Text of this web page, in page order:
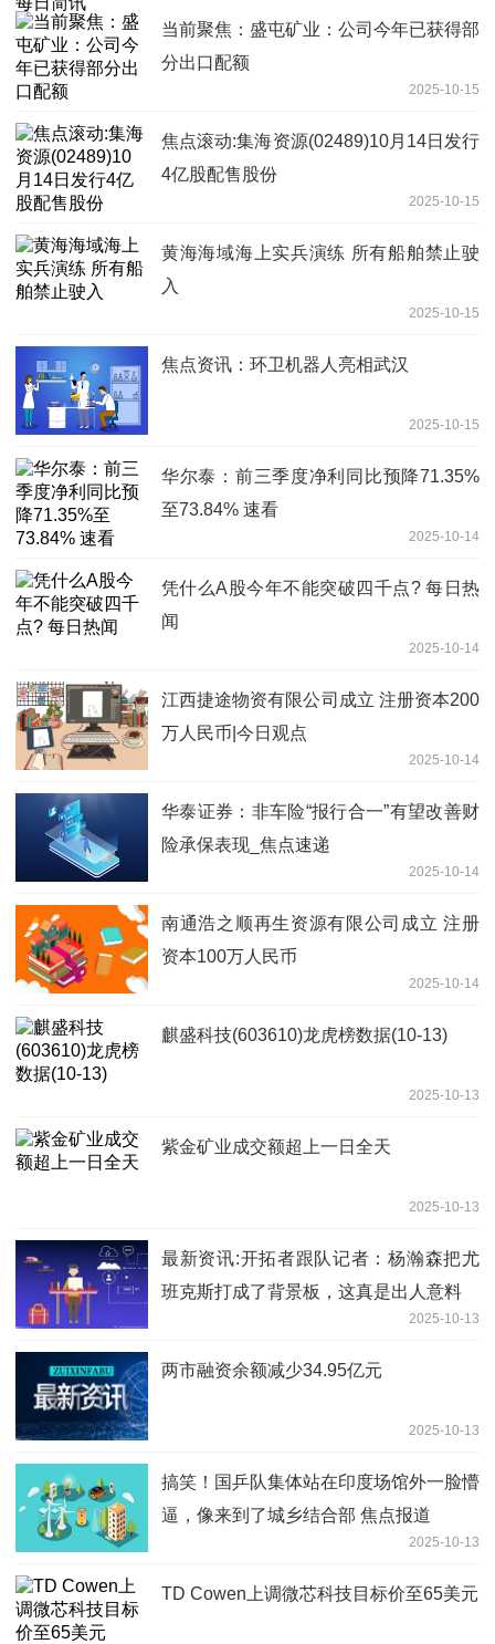
当前聚焦：盛屯矿业：公司今年已获得部
分出口配额
2025-10-15
焦点滚动:集海资源(02489)10月14日发行
4亿股配售股份
2025-10-15
黄海海域海上实兵演练 所有船舶禁止驶
入
2025-10-15
焦点资讯：环卫机器人亮相武汉
2025-10-15
华尔泰：前三季度净利同比预降71.35%
至73.84% 速看
2025-10-14
凭什么A股今年不能突破四千点? 每日热
闻
2025-10-14
江西捷途物资有限公司成立 注册资本200
万人民币|今日观点
2025-10-14
华泰证券：非车险“报行合一”有望改善财
险承保表现_焦点速递
2025-10-14
南通浩之顺再生资源有限公司成立 注册
资本100万人民币
2025-10-14
麒盛科技(603610)龙虎榜数据(10-13)
2025-10-13
紫金矿业成交额超上一日全天
2025-10-13
最新资讯:开拓者跟队记者：杨瀚森把尤
班克斯打成了背景板，这真是出人意料
2025-10-13
两市融资余额减少34.95亿元
2025-10-13
搞笑！国乒队集体站在印度场馆外一脸懵
逼，像来到了城乡结合部 焦点报道
2025-10-13
TD Cowen上调微芯科技目标价至65美元